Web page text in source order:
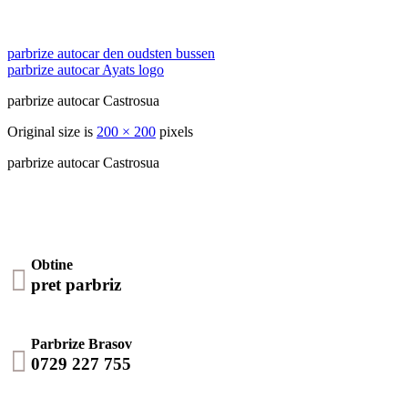
parbrize autocar den oudsten bussen
parbrize autocar Ayats logo
parbrize autocar Castrosua
Original size is 200 × 200 pixels
parbrize autocar Castrosua
 Obtine
pret parbriz

Parbrize Brasov
0729 227 755